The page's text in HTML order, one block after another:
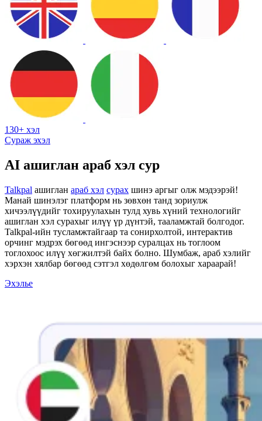
130+ хэл
Сураж эхэл
AI ашиглан араб хэл сур
Talkpal ашиглан араб хэл сурах шинэ аргыг олж мэдээрэй!
Манай шинэлэг платформ нь зөвхөн танд зориулж
хичээлүүдийг тохируулахын тулд хувь хүний ​​​​технологийг
ашиглан хэл сурахыг илүү үр дүнтэй, тааламжтай болгодог.
Talkpal-ийн тусламжтайгаар та сонирхолтой, интерактив
орчинг мэдрэх бөгөөд ингэснээр суралцах нь тоглоом
тоглохоос илүү хөгжилтэй байх болно. Шумбаж, араб хэлийг
хэрхэн хялбар бөгөөд сэтгэл хөдөлгөм болохыг хараарай!
Эхэлье